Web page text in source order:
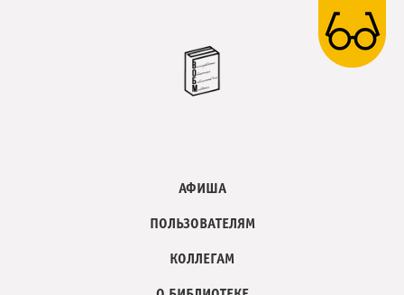
АФИША
ПОЛЬЗОВАТЕЛЯМ
КОЛЛЕГАМ